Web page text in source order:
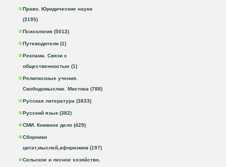
Право. Юридические науки
(3195)
Психология (5012)
Путеводители (1)
Реклама. Связи с
общественностью (1)
Религиозные учения.
Свободомыслие. Мистика (788)
Русская литература (3833)
Русский язык (382)
СМИ. Книжное дело (429)
Сборники
цитат,мыслей,афоризмов (197)
Сельское и лесное хозяйство.